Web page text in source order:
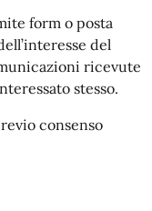
form o posta
del
ricevute
stesso.
consenso